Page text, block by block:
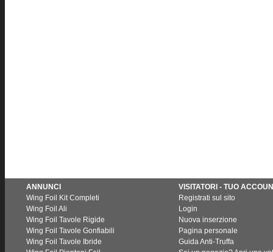
ANNUNCI
Wing Foil Kit Completi
Wing Foil Ali
Wing Foil Tavole Rigide
Wing Foil Tavole Gonfiabili
Wing Foil Tavole Ibride
VISITATORI - TUO
Registrati sul sito
Login
Nuova inserzione
Pagina personale
Guida Anti-Truffa